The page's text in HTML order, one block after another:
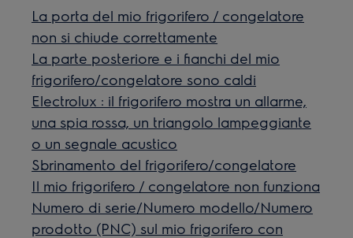
La porta del mio frigorifero / congelatore
non si chiude correttamente
La parte posteriore e i fianchi del mio
frigorifero/congelatore sono caldi
Electrolux : il frigorifero mostra un allarme,
una spia rossa, un triangolo lampeggiante
o un segnale acustico
Sbrinamento del frigorifero/congelatore
Il mio frigorifero / congelatore non funziona
Numero di serie/Numero modello/Numero
prodotto (PNC) sul mio frigorifero con